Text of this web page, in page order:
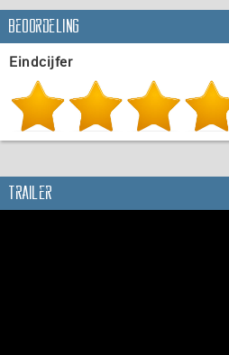
Beoordeling
Eindcijfer
Trailer